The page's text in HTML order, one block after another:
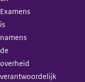
Examens
is
namens
de
overheid
verantwoordelijk